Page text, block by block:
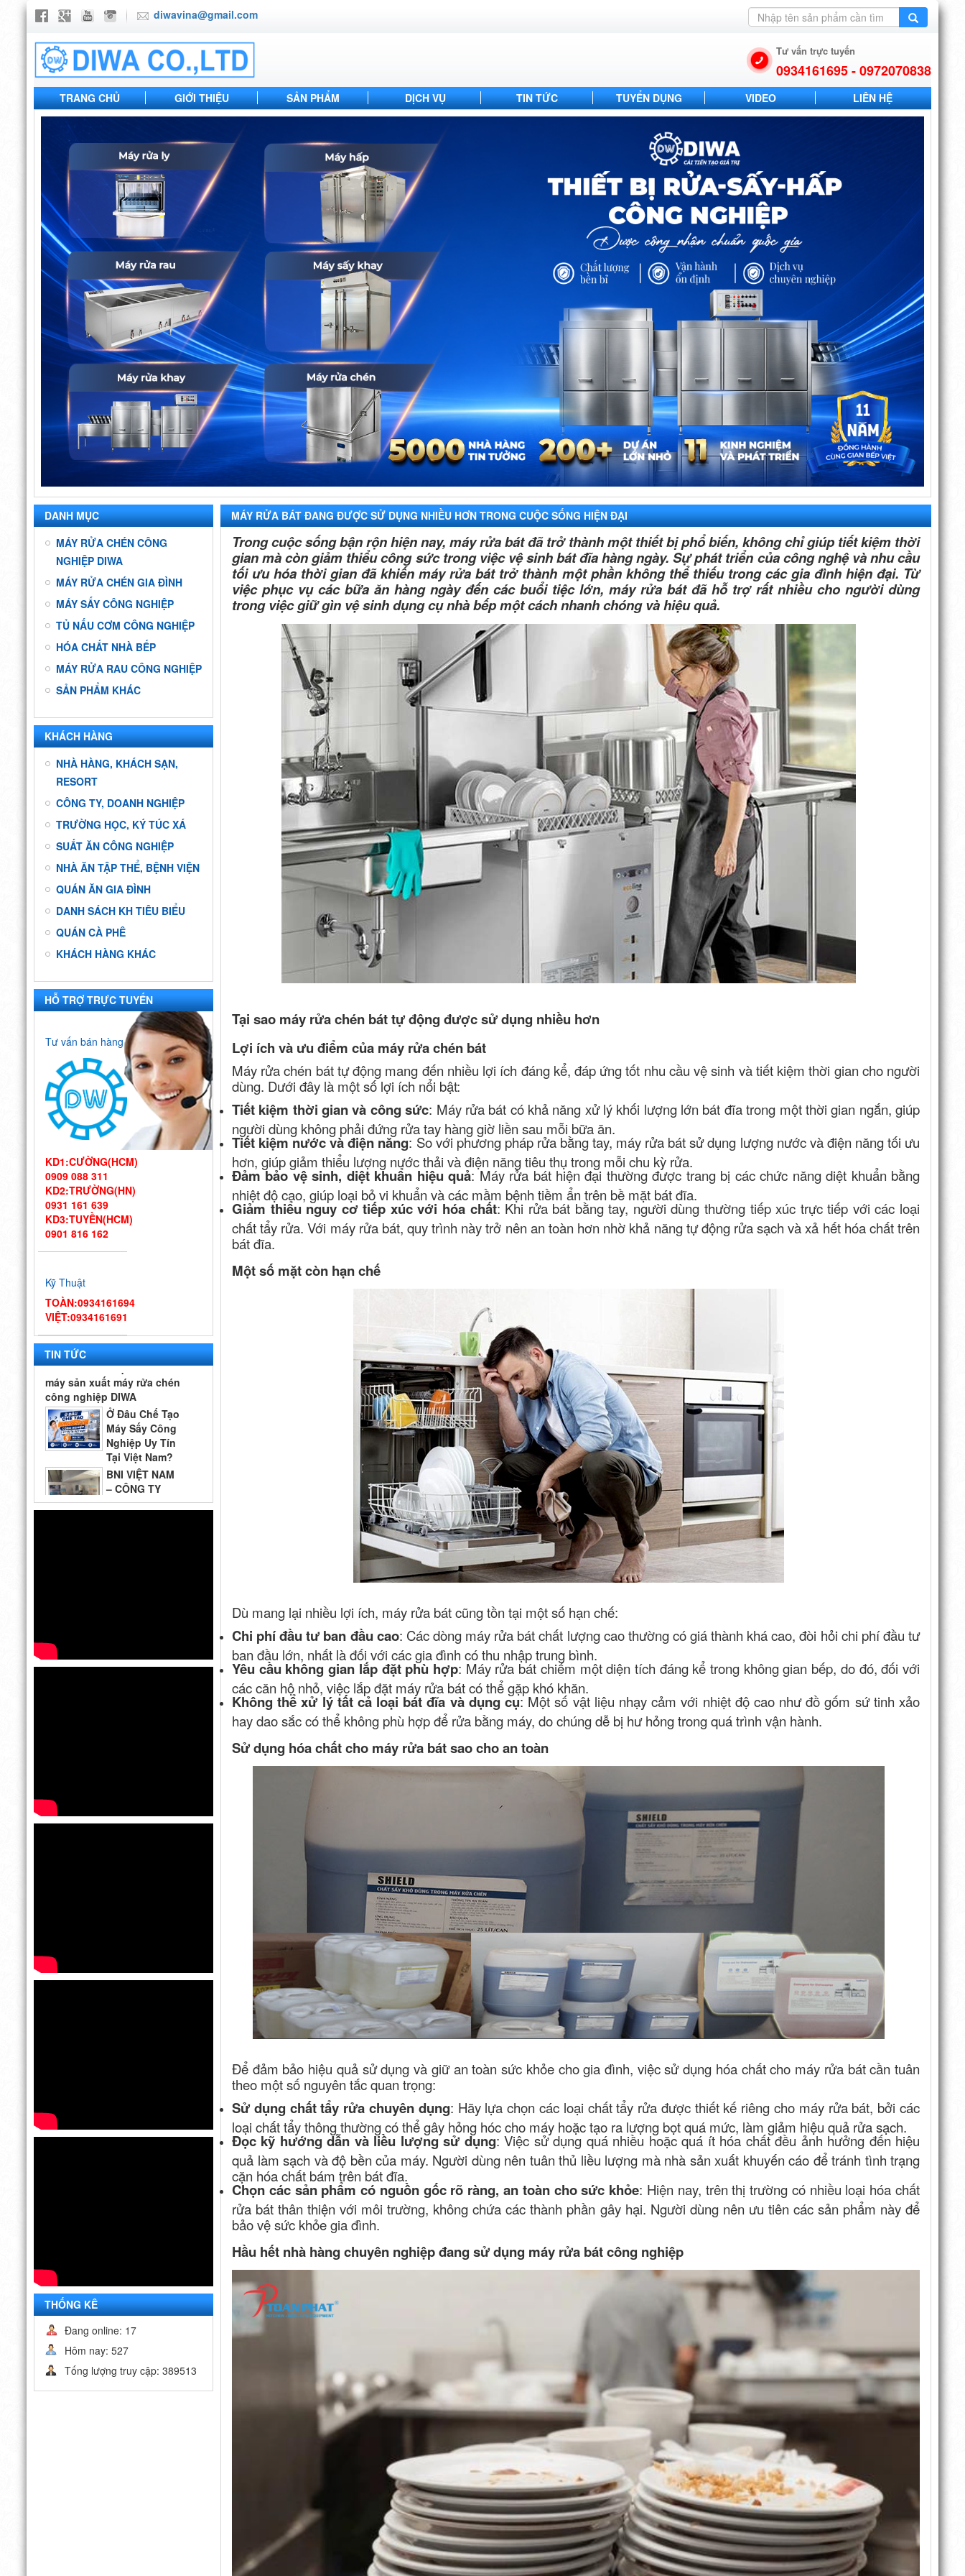
diwavina@gmail.com
Tư vấn trực tuyến
0934161695 - 0972070838
TRANG CHỦ GIỚI THIỆU SẢN PHẨM DỊCH VỤ TIN TỨC TUYỂN DỤNG VIDEO LIÊN HỆ
DANH MỤC
MÁY RỬA CHÉN CÔNG
NGHIỆP DIWA
MÁY RỬA CHÉN GIA ĐÌNH
MÁY SẤY CÔNG NGHIỆP
TỦ NẤU CƠM CÔNG NGHIỆP
HÓA CHẤT NHÀ BẾP
MÁY RỬA RAU CÔNG NGHIỆP
SẢN PHẨM KHÁC
KHÁCH HÀNG
NHÀ HÀNG, KHÁCH SẠN,
RESORT
CÔNG TY, DOANH NGHIỆP
TRƯỜNG HỌC, KÝ TÚC XÁ
SUẤT ĂN CÔNG NGHIỆP
NHÀ ĂN TẬP THỂ, BỆNH VIỆN
QUÁN ĂN GIA ĐÌNH
DANH SÁCH KH TIÊU BIỂU
QUÁN CÀ PHÊ
KHÁCH HÀNG KHÁC
HỖ TRỢ TRỰC TUYẾN
Tư vấn bán hàng
KD1:CƯỜNG(HCM)
0909 088 311
KD2:TRƯỜNG(HN)
0931 161 639
KD3:TUYỀN(HCM)
0901 816 162
Kỹ Thuật
TOÀN:0934161694
VIỆT:0934161691
TIN TỨC
Thiết kế bếp
– Gợi ý quy trình & thiết bị
từ chuyên gia DIWACông ty Vĩnh
Hoàn tới tham quan nhà
máy sản xuất máy rửa chén
công nghiệp DIWA
Ở Đâu Chế Tạo
Máy Sấy Công
Nghiệp Uy Tín
Tại Việt Nam?
Top 5 Địa Chỉ Đáng Tin Cậy
BNI VIỆT NAM
– CÔNG TY
DIWA GIAO
LƯU CÙNG
QUÝ DOANH NGHIỆP VÀ
CÁC GIAN HÀNG THAM GIA
một chiều đạt
THỐNG KÊ
Đang online: 17
Hôm nay: 527
Tống lượng truy cập: 389513
MÁY RỬA BÁT ĐANG ĐƯỢC SỬ DỤNG NHIỀU HƠN TRONG CUỘC SỐNG HIỆN ĐẠI
Trong cuộc sống bận rộn hiện nay, máy rửa bát đã trở thành một thiết bị phổ biến, không chỉ giúp tiết kiệm thời
gian mà còn giảm thiểu công sức trong việc vệ sinh bát đĩa hàng ngày. Sự phát triển của công nghệ và nhu cầu
tối ưu hóa thời gian đã khiến máy rửa bát trở thành một phần không thể thiếu trong các gia đình hiện đại. Từ
việc phục vụ các bữa ăn hàng ngày đến các buổi tiệc lớn, máy rửa bát đã hỗ trợ rất nhiều cho người dùng
trong việc giữ gìn vệ sinh dụng cụ nhà bếp một cách nhanh chóng và hiệu quả.
Tại sao máy rửa chén bát tự động được sử dụng nhiều hơn
Lợi ích và ưu điểm của máy rửa chén bát
Máy rửa chén bát tự động mang đến nhiều lợi ích đáng kể, đáp ứng tốt nhu cầu vệ sinh và tiết kiệm thời gian cho người
dùng. Dưới đây là một số lợi ích nổi bật:
Tiết kiệm thời gian và công sức: Máy rửa bát có khả năng xử lý khối lượng lớn bát đĩa trong một thời gian ngắn, giúp
người dùng không phải đứng rửa tay hàng giờ liền sau mỗi bữa ăn.
Tiết kiệm nước và điện năng: So với phương pháp rửa bằng tay, máy rửa bát sử dụng lượng nước và điện năng tối ưu
hơn, giúp giảm thiểu lượng nước thải và điện năng tiêu thụ trong mỗi chu kỳ rửa.
Đảm bảo vệ sinh, diệt khuẩn hiệu quả: Máy rửa bát hiện đại thường được trang bị các chức năng diệt khuẩn bằng
nhiệt độ cao, giúp loại bỏ vi khuẩn và các mầm bệnh tiềm ẩn trên bề mặt bát đĩa.
Giảm thiểu nguy cơ tiếp xúc với hóa chất: Khi rửa bát bằng tay, người dùng thường tiếp xúc trực tiếp với các loại
chất tẩy rửa. Với máy rửa bát, quy trình này trở nên an toàn hơn nhờ khả năng tự động rửa sạch và xả hết hóa chất trên
bát đĩa.
Một số mặt còn hạn chế
Dù mang lại nhiều lợi ích, máy rửa bát cũng tồn tại một số hạn chế:
Chi phí đầu tư ban đầu cao: Các dòng máy rửa bát chất lượng cao thường có giá thành khá cao, đòi hỏi chi phí đầu tư
ban đầu lớn, nhất là đối với các gia đình có thu nhập trung bình.
Yêu cầu không gian lắp đặt phù hợp: Máy rửa bát chiếm một diện tích đáng kể trong không gian bếp, do đó, đối với
các căn hộ nhỏ, việc lắp đặt máy rửa bát có thể gặp khó khăn.
Không thể xử lý tất cả loại bát đĩa và dụng cụ: Một số vật liệu nhạy cảm với nhiệt độ cao như đồ gốm sứ tinh xảo
hay dao sắc có thể không phù hợp để rửa bằng máy, do chúng dễ bị hư hỏng trong quá trình vận hành.
Sử dụng hóa chất cho máy rửa bát sao cho an toàn
Để đảm bảo hiệu quả sử dụng và giữ an toàn sức khỏe cho gia đình, việc sử dụng hóa chất cho máy rửa bát cần tuân
theo một số nguyên tắc quan trọng:
Sử dụng chất tẩy rửa chuyên dụng: Hãy lựa chọn các loại chất tẩy rửa được thiết kế riêng cho máy rửa bát, bởi các
loại chất tẩy thông thường có thể gây hỏng hóc cho máy hoặc tạo ra lượng bọt quá mức, làm giảm hiệu quả rửa sạch.
Đọc kỹ hướng dẫn và liều lượng sử dụng: Việc sử dụng quá nhiều hoặc quá ít hóa chất đều ảnh hưởng đến hiệu
quả làm sạch và độ bền của máy. Người dùng nên tuân thủ liều lượng mà nhà sản xuất khuyến cáo để tránh tình trạng
cặn hóa chất bám trên bát đĩa.
Chọn các sản phẩm có nguồn gốc rõ ràng, an toàn cho sức khỏe: Hiện nay, trên thị trường có nhiều loại hóa chất
rửa bát thân thiện với môi trường, không chứa các thành phần gây hại. Người dùng nên ưu tiên các sản phẩm này để
bảo vệ sức khỏe gia đình.
Hầu hết nhà hàng chuyên nghiệp đang sử dụng máy rửa bát công nghiệp